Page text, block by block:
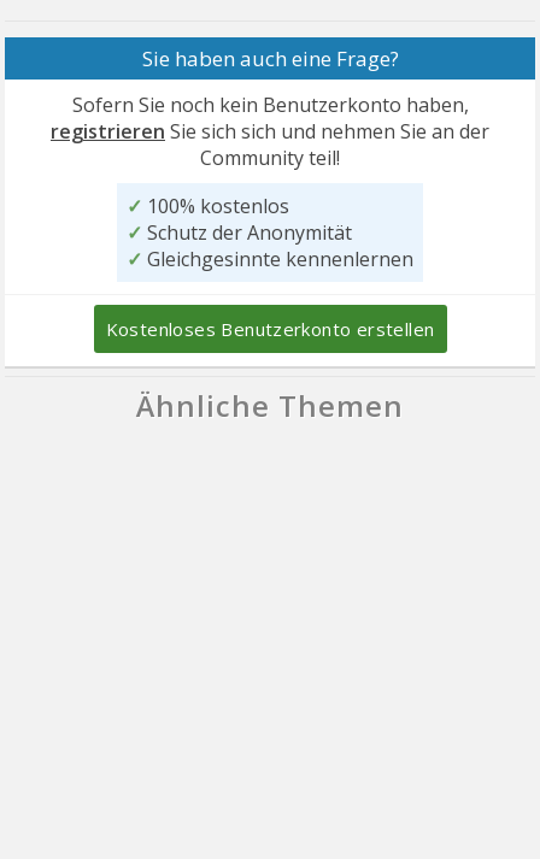
Sie haben auch eine Frage?
Sofern Sie noch kein Benutzerkonto haben,
registrieren Sie sich sich und nehmen Sie an der
Community teil!
✓ 100% kostenlos
✓ Schutz der Anonymität
✓ Gleichgesinnte kennenlernen
Kostenloses Benutzerkonto erstellen
Ähnliche Themen